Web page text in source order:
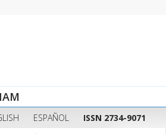
ESPAÑOL ISSN 2734-9071